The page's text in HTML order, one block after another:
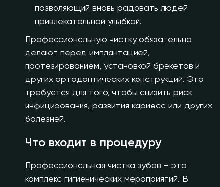
позволяющий вновь радовать людей
привлекательной улыбкой.
Профессиональную чистку обязательно
делают перед имплантацией,
протезированием, установкой брекетов и
других ортодонтических конструкций. Это
требуется для того, чтобы снизить риск
инфицирования, развития кариеса или других
болезней.
Что входит в процедуру
Профессиональная чистка зубов – это
комплекс гигиенических мероприятий. В